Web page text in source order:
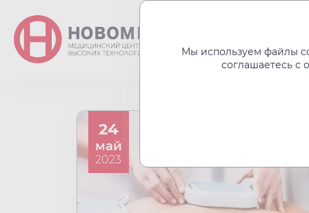
24
май
2023
Мы используем файлы
соглашаетесь с